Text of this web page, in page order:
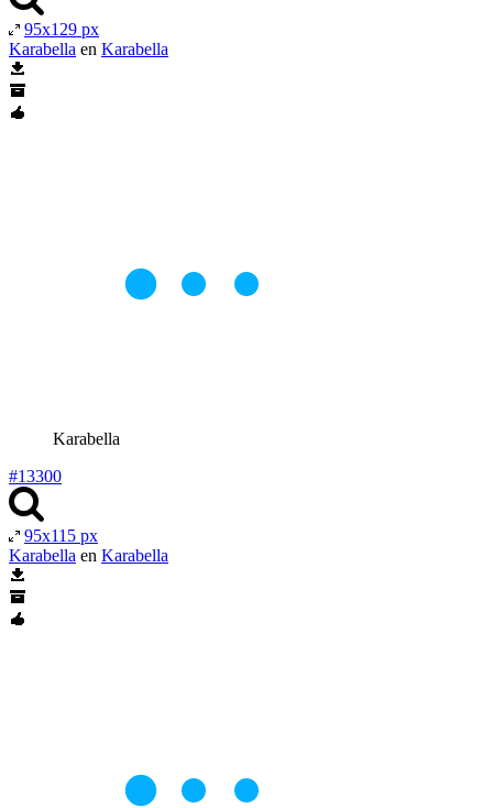
95x129 px
Karabella en Karabella
Karabella
#13300
95x115 px
Karabella en Karabella